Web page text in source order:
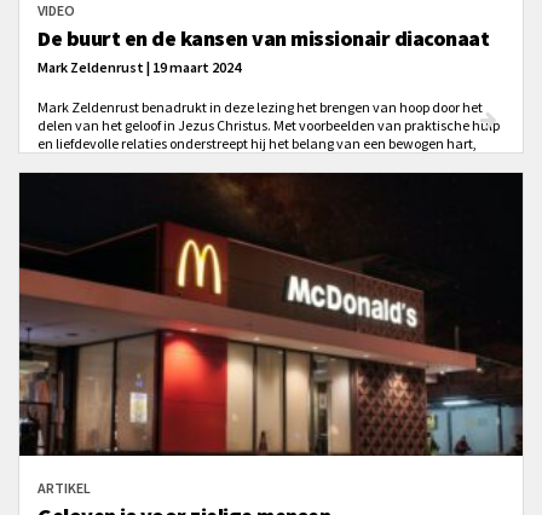
VIDEO
De buurt en de kansen van missionair diaconaat
Mark Zeldenrust | 19 maart 2024
Mark Zeldenrust benadrukt in deze lezing het brengen van hoop door het
delen van het geloof in Jezus Christus. Met voorbeelden van praktische hulp
en liefdevolle relaties onderstreept hij het belang van een bewogen hart,
hoop voor een gebroken wereld.
ARTIKEL